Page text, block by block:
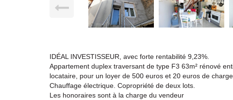
IDÉAL INVESTISSEUR, avec forte rentabilité 9,23%.
Appartement duplex traversant de type F3 63m² rénové
locataire, pour un loyer de 500 euros et 20 euros de
Chauffage électrique. Copropriété de deux lots.
Les honoraires sont à la charge du vendeur